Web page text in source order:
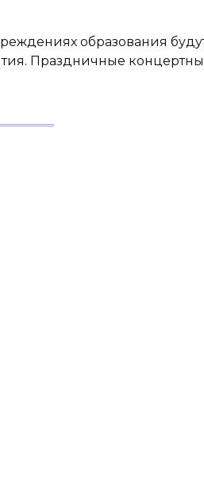
образования
Праздничные